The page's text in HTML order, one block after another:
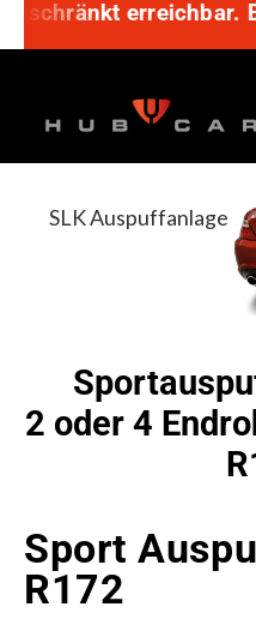
Zum
springen
erreichbar. Bitte
+ Kerniger Sound
SLK Auspuffanlage
2 oder 4
Sport
R172